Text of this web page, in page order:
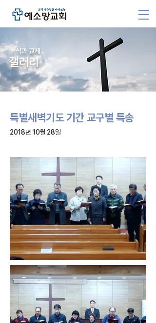
소식과 교제
갤러리
특별새벽기도 기간 교구별 특송
2018년 10월 28일